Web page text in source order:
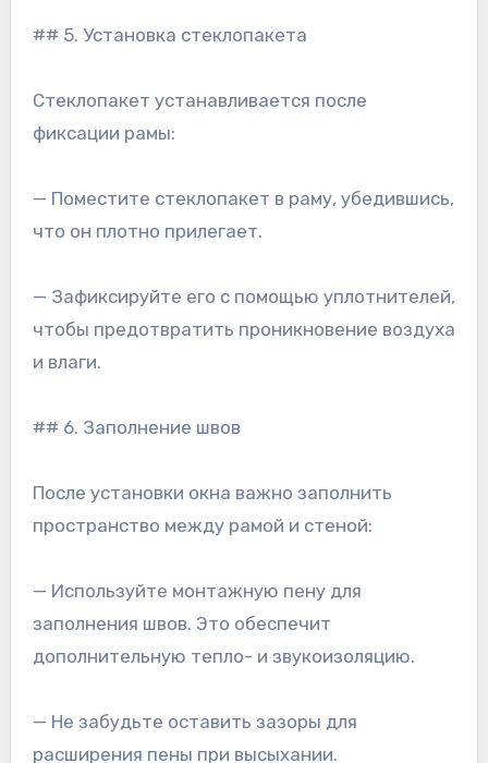
## 5. Установка стеклопакета
Стеклопакет устанавливается после
фиксации рамы:
— Поместите стеклопакет в раму, убедившись,
что он плотно прилегает.
— Зафиксируйте его с помощью уплотнителей,
чтобы предотвратить проникновение воздуха
и влаги.
## 6. Заполнение швов
После установки окна важно заполнить
пространство между рамой и стеной:
— Используйте монтажную пену для
заполнения швов. Это обеспечит
дополнительную тепло- и звукоизоляцию.
— Не забудьте оставить зазоры для
расширения пены при высыхании.